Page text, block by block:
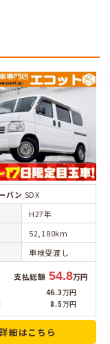
バン SDX
H27年
52,180km
車検受渡し
支払総額 54.8万円
46.3万円
8.5万円
詳細はこちら